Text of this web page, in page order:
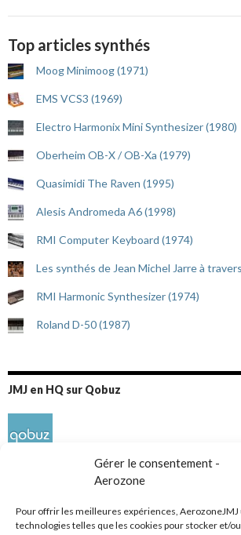
Gérer le consentement -
Aerozone
Pour offrir les meilleures expériences, AerozoneJMJ
technologies telles que les cookies pour stocker et/
Top articles synthés
Moog Minimoog (1971)
EMS VCS3 (1969)
Electro Harmonix Mini Synthesizer (1980)
Oberheim OB-X / OB-Xa (1979)
Quasimidi The Raven (1995)
Alesis Andromeda A6 (1998)
RMI Computer Keyboard (1974)
Les synthés de Jean Michel Jarre à
RMI Harmonic Synthesizer (1974)
Roland D-50 (1987)
JMJ en HQ sur Qobuz